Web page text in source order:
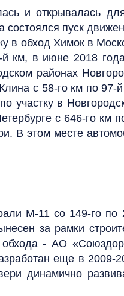
и открывалась
пуск
в обход Химок в
км, в июне 2018
районах
с 58-го км по
участку в
с 646-го
В этом месте
М-11 со 149-го
за рамки
обхода - АО
еще в 2009-
динамично